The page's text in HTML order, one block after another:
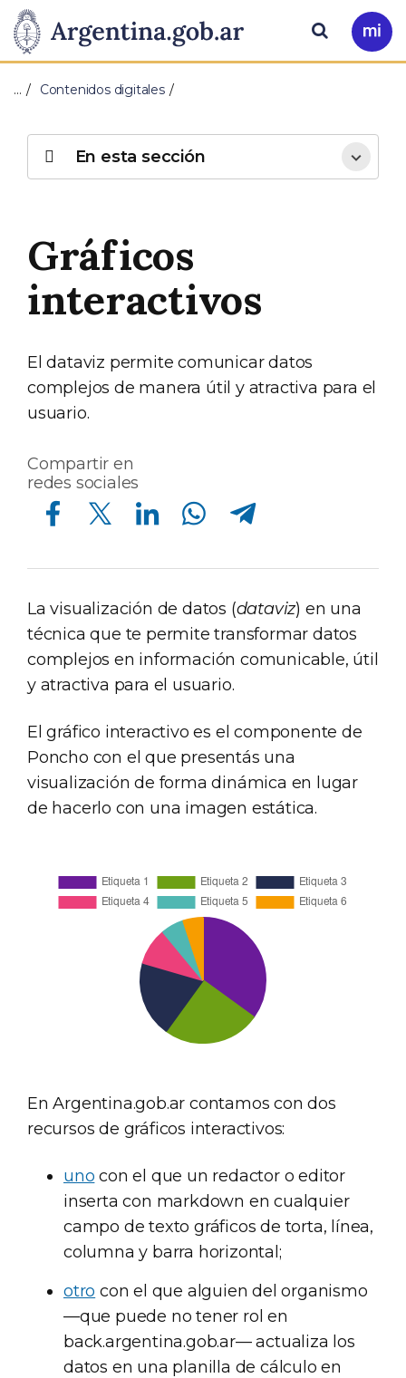
Presidencia
de
Nación
Pasar al contenido principal
Ir
a
Buscar
… Contenidos digitales
Gráficos
interactivos
El dataviz permite comunicar datos
complejos de manera útil y atractiva para el
usuario.
Compartir en
redes sociales
Compartir en Facebook Compartir en Twitter Compartir en Linkedin Compartir en Whatsapp Compartir en Telegram
La visualización de datos (dataviz) en una
técnica que te permite transformar datos
complejos en información comunicable, útil
y atractiva para el usuario.
El gráfico interactivo es el componente de
Poncho con el que presentás una
visualización de forma dinámica en lugar
de hacerlo con una imagen estática.
En Argentina.gob.ar contamos con dos
recursos de gráficos interactivos:
uno con el que un redactor o editor
inserta con markdown en cualquier
campo de texto gráficos de torta, línea,
columna y barra horizontal;
otro con el que alguien del organismo
—que puede no tener rol en
back.argentina.gob.ar— actualiza los
datos en una planilla de cálculo en
En esta sección